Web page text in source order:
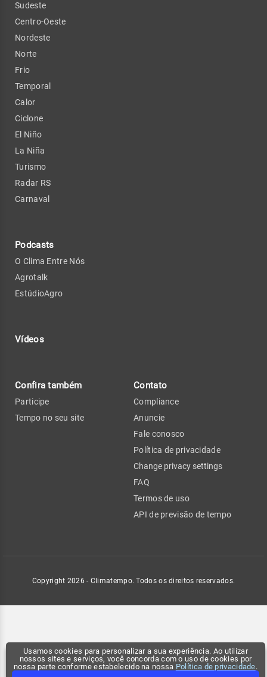
Usamos cookies para personalizar a sua experiência. Ao utilizar
nossos sites e serviços, você concorda com o uso de cookies por
nossa parte conforme estabelecido na nossa Política de privacidade.
Sudeste
Centro-Oeste
Nordeste
Norte
Frio
Temporal
Calor
Ciclone
El Niño
La Niña
Turismo
Radar RS
Carnaval
Podcasts
O Clima Entre Nós
Agrotalk
EstúdioAgro
Vídeos
Confira também
Participe
Tempo no seu site
Contato
Compliance
Anuncie
Fale conosco
Política de privacidade
Change privacy settings
FAQ
Termos de uso
API de previsão de tempo
Copyright 2026 - Climatempo. Todos os direitos reservados.